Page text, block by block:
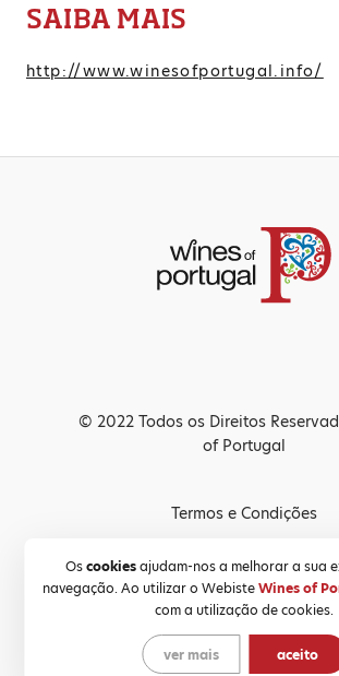
SAIBA MAIS
http://www.winesofportugal.info/
Oscookiesajudam-nos a melhorar a sua
navegação. Ao utilizar o WebisteWines of
com a utilização de cookies.
ver mais aceito
© 2022 Todos os Direitos
of Portugal
Termos e Condições
Política de Privacidade
Política de Cookies